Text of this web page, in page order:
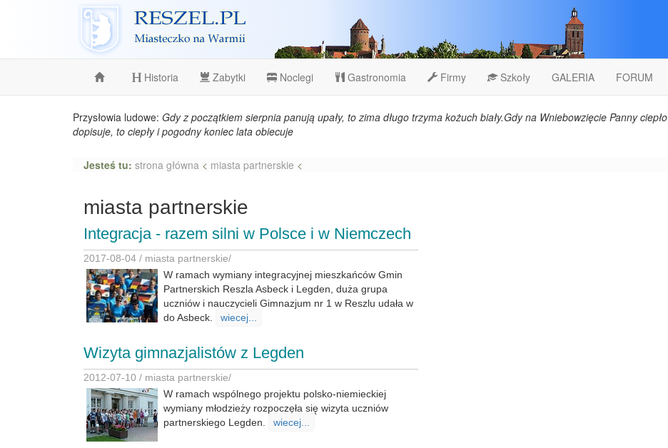
Reszel
Historia Zabytki Noclegi Gastronomia Firmy Szkoły GALERIA FORUM
Przysłowia ludowe: Gdy z początkiem sierpnia panują upały, to zima długo trzyma kożuch biały.Gdy na Wniebowzięcie Panny ciepło
dopisuje, to ciepły i pogodny koniec lata obiecuje
Jesteś tu: strona główna < miasta partnerskie <
miasta partnerskie
Integracja - razem silni w Polsce i w Niemczech
2017-08-04 / miasta partnerskie/
W ramach wymiany integracyjnej mieszkańców Gmin
Partnerskich Reszla Asbeck i Legden, duża grupa
uczniów i nauczycieli Gimnazjum nr 1 w Reszlu udała w
do Asbeck.
wiecej...
Wizyta gimnazjalistów z Legden
2012-07-10 / miasta partnerskie/
W ramach wspólnego projektu polsko-niemieckiej
wymiany młodzieży rozpoczęła się wizyta uczniów
partnerskiego Legden.
wiecej...